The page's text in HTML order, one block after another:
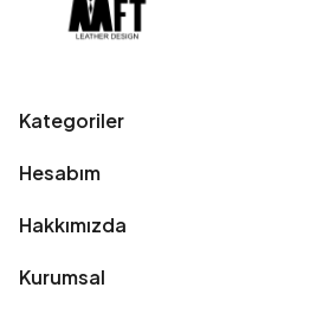
Kategoriler
Hesabım
Hakkımızda
Kurumsal